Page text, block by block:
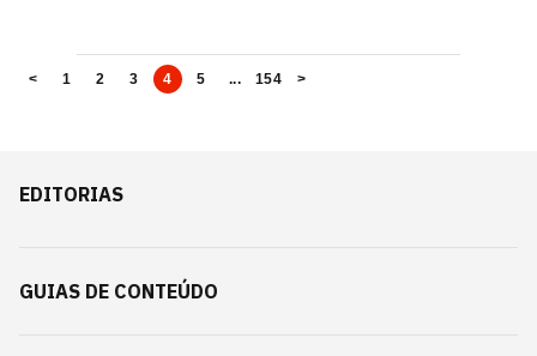
< 1 2 3 4 5 ... 154 >
EDITORIAS
GUIAS DE CONTEÚDO